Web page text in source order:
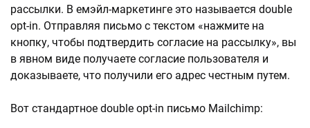
рассылки. В емэйл-маркетинге это называется double
opt-in. Отправляя письмо с текстом «нажмите на
кнопку, чтобы подтвердить согласие на рассылку», вы
в явном виде получаете согласие пользователя и
доказываете, что получили его адрес честным путем.
Вот стандартное double opt-in письмо Mailchimp: